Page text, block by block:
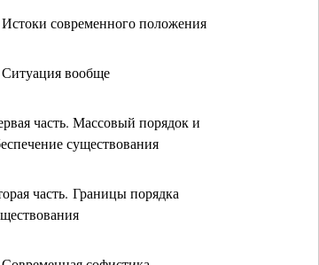
современного положения
вообще
часть. Массовый порядок и
существования
часть. Границы порядка